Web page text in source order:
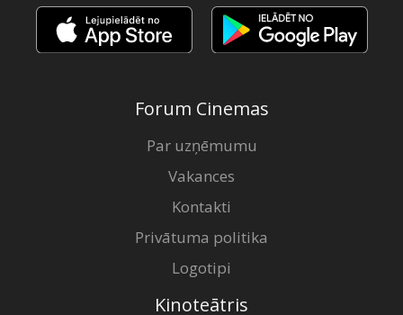
Forum Cinemas
Par uzņēmumu
Vakances
Kontakti
Privātuma politika
Logotipi
Kinoteātris